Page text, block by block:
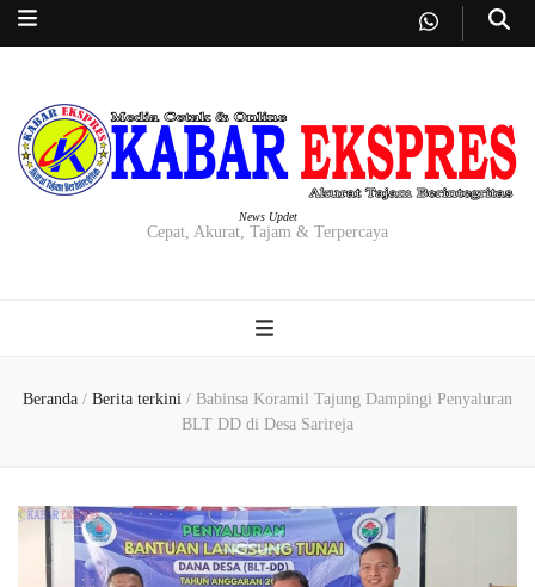
News Updet
Cepat, Akurat, Tajam & Terpercaya
Beranda / Berita terkini / Babinsa Koramil Tajung Dampingi Penyaluran
BLT DD di Desa Sarireja